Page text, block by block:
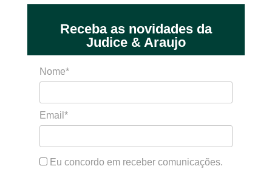
Receba as novidades da
Judice & Araujo
Nome*
Email*
Eu concordo em receber comunicações.